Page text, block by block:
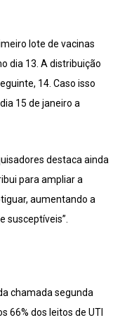
lote de vacinas
dia 13. A distribuição
14. Caso isso
15 de janeiro a
destaca ainda
para ampliar a
aumentando a
susceptíveis”.
chamada segunda
66% dos leitos de UTI